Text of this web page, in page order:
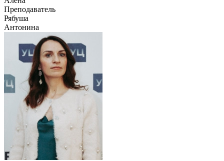
Преподаватель
Рябуша
Антонина